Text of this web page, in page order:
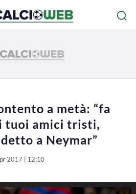
a metà: “fa
tuoi amici tristi,
a Neymar”
2017 | 12:10